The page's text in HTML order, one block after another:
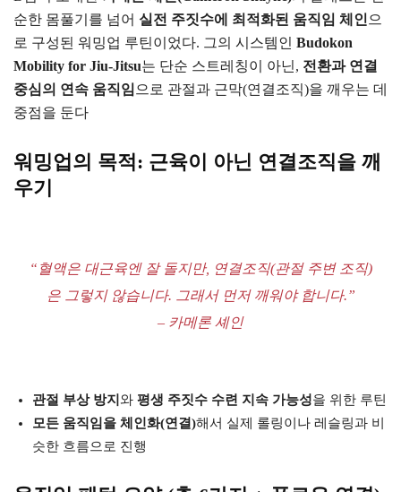
순한 몸풀기를 넘어 실전 주짓수에 최적화된 움직임 체인 으
로 구성된 워밍업 루틴이었다. 그의 시스템인 Budokon
Mobility for Jiu-Jitsu는 단순 스트레칭이 아닌, 전환과 연결
중심의 연속 움직임 으로 관절과 근막(연결조직)을 깨우는 데
중점을 둔다
워밍업의 목적: 근육이 아닌 연결조직을 깨
우기
“혈액은 대근육엔 잘 돌지만, 연결조직(관절 주변 조직)
은 그렇지 않습니다. 그래서 먼저 깨워야 합니다.”
– 카메론 셰인
관절 부상 방지 와 평생 주짓수 수련 지속 가능성을 위한 루틴
모든 움직임을 체인화(연결)해서 실제 롤링이나 레슬링과 비
슷한 흐름으로 진행